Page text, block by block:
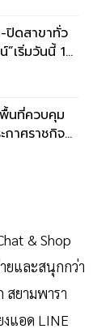
ปิดสาขาทั่ว
เริ่มวันนี้ 10
นที่ควบคุม
าศราชกิจจา
& Shop
และสนุกกว่า
ยามพารา
แอด LINE